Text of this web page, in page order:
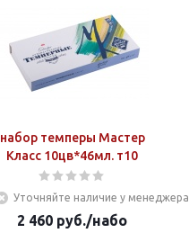
набор темперы Мастер
Класс 10цв*46мл. т10
Уточняйте наличие у менеджера
2 460 руб./набо